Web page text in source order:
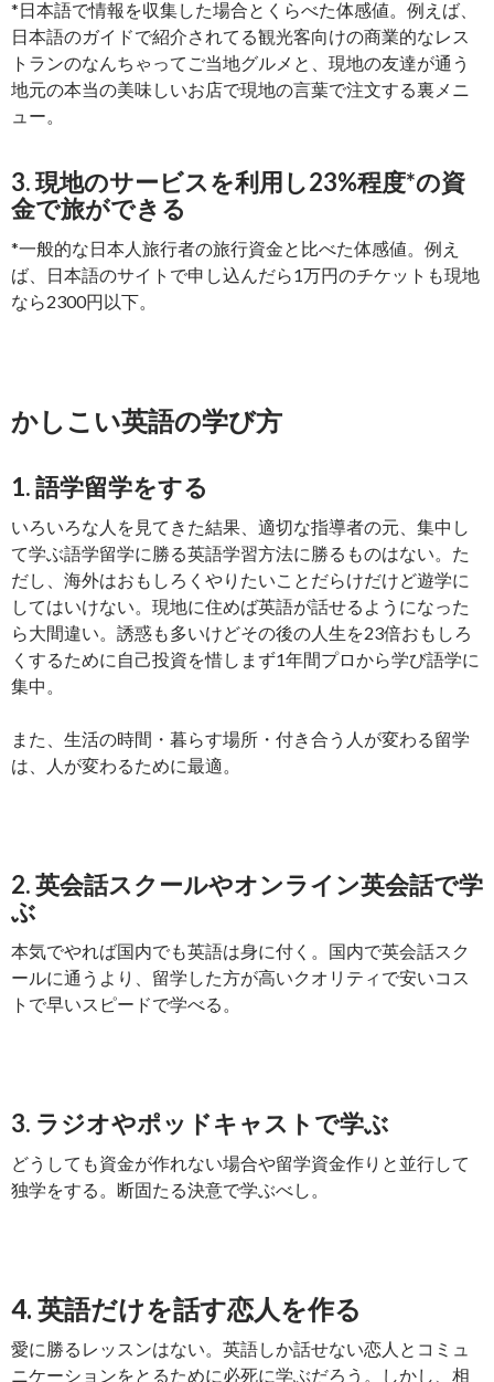
*日本語で情報を収集した場合とくらべた体感値。例えば、
日本語のガイドで紹介されてる観光客向けの商業的なレス
トランのなんちゃってご当地グルメと、現地の友達が通う
地元の本当の美味しいお店で現地の言葉で注文する裏メニ
ュー。
3. 現地のサービスを利用し23%程度*の資
金で旅ができる
*一般的な日本人旅行者の旅行資金と比べた体感値。例え
ば、日本語のサイトで申し込んだら1万円のチケットも現地
なら2300円以下。
かしこい英語の学び方
1. 語学留学をする
いろいろな人を見てきた結果、適切な指導者の元、集中し
て学ぶ語学留学に勝る英語学習方法に勝るものはない。た
だし、海外はおもしろくやりたいことだらけだけど遊学に
してはいけない。現地に住めば英語が話せるようになった
ら大間違い。誘惑も多いけどその後の人生を23倍おもしろ
くするために自己投資を惜しまず1年間プロから学び語学に
集中。
また、生活の時間・暮らす場所・付き合う人が変わる留学
は、人が変わるために最適。
2. 英会話スクールやオンライン英会話で学
ぶ
本気でやれば国内でも英語は身に付く。国内で英会話スク
ールに通うより、留学した方が高いクオリティで安いコス
トで早いスピードで学べる。
3. ラジオやポッドキャストで学ぶ
どうしても資金が作れない場合や留学資金作りと並行して
独学をする。断固たる決意で学ぶべし。
4. 英語だけを話す恋人を作る
愛に勝るレッスンはない。英語しか話せない恋人とコミュ
ニケーションをとるために必死に学ぶだろう。しかし、相